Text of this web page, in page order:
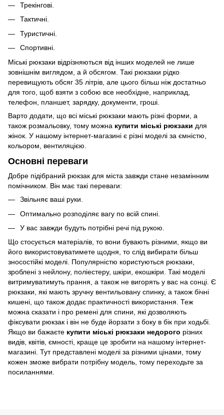
Трекінгові.
Тактичні.
Туристичні.
Спортивні.
Міські рюкзаки відрізняються від інших моделей не лише
зовнішнім виглядом, а й обсягом. Такі рюкзаки рідко
перевищують обсяг 35 літрів, але цього більш ніж достатньо
для того, щоб взяти з собою все необхідне, наприклад,
телефон, планшет, зарядку, документи, гроші.
Варто додати, що всі міські рюкзаки мають різні форми, а
також розмальовку, тому можна купити міські рюкзаки для
жінок. У нашому інтернет-магазині є різні моделі за ємністю,
кольором, вентиляцією.
Основні переваги
Добре підібраний рюкзак для міста завжди стане незамінним
помічником. Він має такі переваги:
Звільняє ваші руки.
Оптимально розподіляє вагу по всій спині.
У вас завжди будуть потрібні речі під рукою.
Що стосується матеріалів, то вони бувають різними, якщо ви
його використовуватимете щодня, то слід вибирати більш
зносостійкі моделі. Популярністю користуються рюкзаки,
зроблені з нейлону, поліестеру, шкіри, екошкіри. Такі моделі
витримуватимуть прання, а також не вигорять у вас на сонці. Є
рюкзаки, які мають зручну вентильовану спинку, а також бічні
кишені, що також додає практичності використання. Теж
можна сказати і про ремені для спини, які дозволяють
фіксувати рюкзак і він не буде йорзати з боку в бік при ходьбі.
Якщо ви бажаєте купити міські рюкзаки недорого різних
видів, квітів, ємності, краще це зробити на нашому інтернет-
магазині. Тут представлені моделі за різними цінами, тому
кожен зможе вибрати потрібну модель, тому переходьте за
посиланнями.